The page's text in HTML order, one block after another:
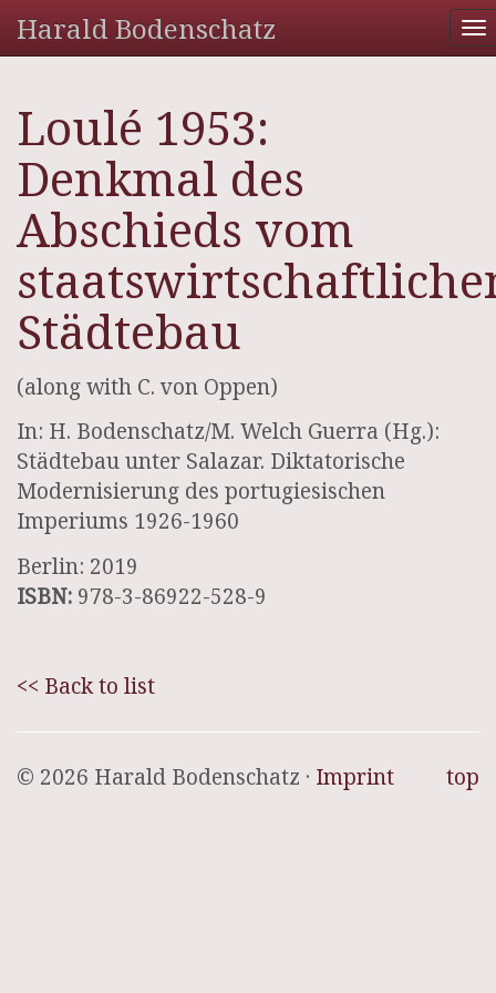
Harald Bodenschatz
Loulé 1953:
Denkmal des
Abschieds vom
Städtebau
(along with C. von Oppen)
In: H. Bodenschatz/M. Welch Guerra (Hg.):
Städtebau unter Salazar. Diktatorische
Modernisierung des portugiesischen
Imperiums 1926-1960
Berlin: 2019
ISBN: 978-3-86922-528-9
<< Back to list
top
© 2026 Harald Bodenschatz · Imprint